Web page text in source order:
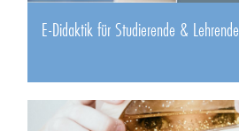
E-Didaktik für Studierende & Lehrende